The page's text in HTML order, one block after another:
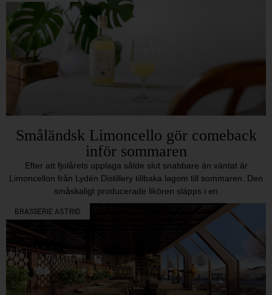
Småländsk Limoncello gör comeback
inför sommaren
Efter att fjolårets upplaga sålde slut snabbare än väntat är
Limoncellon från Lydén Distillery tillbaka lagom till sommaren. Den
småskaligt producerade likören släpps i en
BRASSERIE ASTRID